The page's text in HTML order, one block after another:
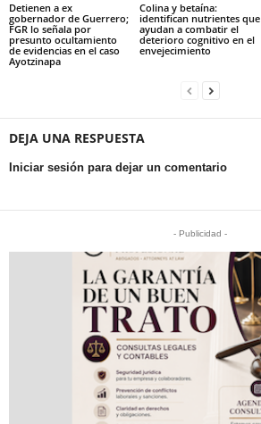
Detienen a ex
gobernador de Guerrero;
FGR lo señala por
presunto ocultamiento
de evidencias en el caso
Ayotzinapa
Colina y betaína:
identifican nutrientes que
ayudan a combatir el
deterioro cognitivo en el
envejecimiento
DEJA UNA RESPUESTA
Iniciar sesión para dejar un comentario
- Publicidad -